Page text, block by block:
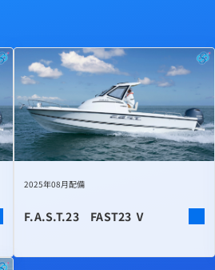
2025年08月配備
F.A.S.T.23 FAST23 Ⅴ